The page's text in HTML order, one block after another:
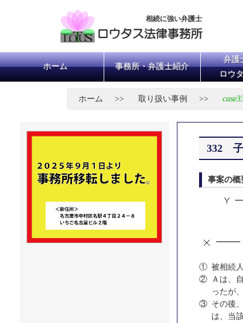
相続に強い弁護士
ホーム 事務所・弁護士紹介
弁護
ロウ
ホーム 取り扱い事例
332 子
事案の概
① 被相続
②
Ａは、
ったが
③ その後
は、当